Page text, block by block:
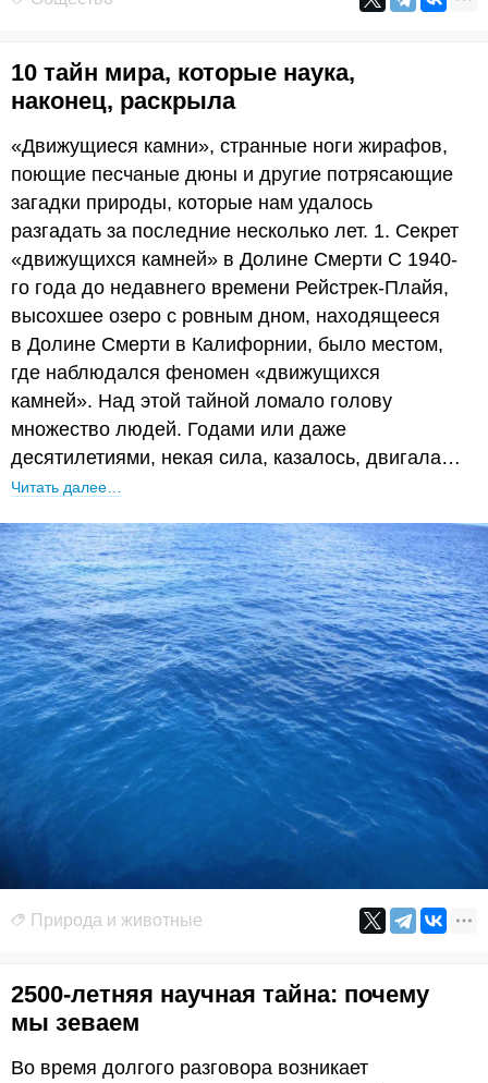
10 тайн мира, которые наука,
наконец, раскрыла
«Движущиеся камни», странные ноги жирафов,
поющие песчаные дюны и другие потрясающие
загадки природы, которые нам удалось
разгадать за последние несколько лет. 1. Секрет
«движущихся камней» в Долине Смерти С 1940-
го года до недавнего времени Рейстрек-Плайя,
высохшее озеро с ровным дном, находящееся
в Долине Смерти в Калифорнии, было местом,
где наблюдался феномен «движущихся
камней». Над этой тайной ломало голову
множество людей. Годами или даже
десятилетиями, некая сила, казалось, двигала…
Читать далее…
Природа и животные
2500-летняя научная тайна: почему
мы зеваем
Во время долгого разговора возникает